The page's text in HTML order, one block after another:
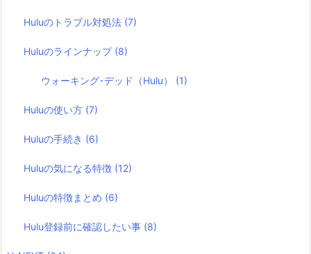
Huluのトラブル対処法 (7)
Huluのラインナップ (8)
ウォーキング･デッド（Hulu） (1)
Huluの使い方 (7)
Huluの手続き (6)
Huluの気になる特徴 (12)
Huluの特徴まとめ (6)
Hulu登録前に確認したい事 (8)